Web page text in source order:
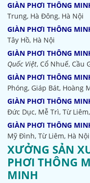
GIÀN PHƠI THÔNG
Trung, Hà Đông, Hà Nội
GIÀN PHƠI THÔNG
Tây Hồ, Hà Nội
GIÀN PHƠI THÔNG
Quốc Việt, Cổ Nhuế, Cầu
GIÀN PHƠI THÔNG
Phóng, Giáp Bát, Hoàng
GIÀN PHƠI THÔNG
Đức Dục, Mễ Trì, Từ
GIÀN PHƠI THÔNG
Mỹ Đình, Từ Liêm, Hà Nội
XƯỞNG SẢN
PHƠI THÔNG
MINH